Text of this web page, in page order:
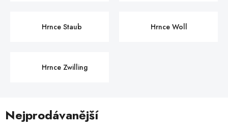
Hrnce Staub Hrnce Woll
Hrnce Zwilling
Nejprodávanější